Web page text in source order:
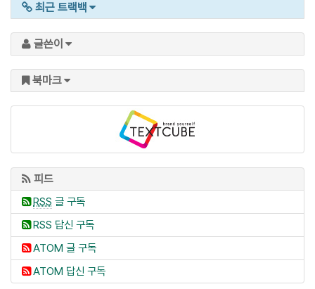
최근 트랙백
글쓴이
북마크
피드
RSS 글 구독
RSS 답신 구독
ATOM 글 구독
ATOM 답신 구독